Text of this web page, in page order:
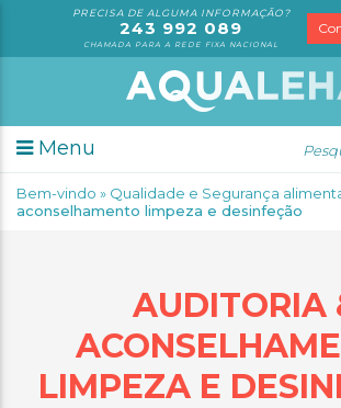
PRECISA DE ALGUMA INFORMAÇÃO?
243 992 089
CHAMADA PARA A REDE FIXA NACIONAL
Menu
Bem-vindo » Qualidade e Segurança
aconselhamento limpeza e desinfeção
AUDITORIA
LIMPEZA E